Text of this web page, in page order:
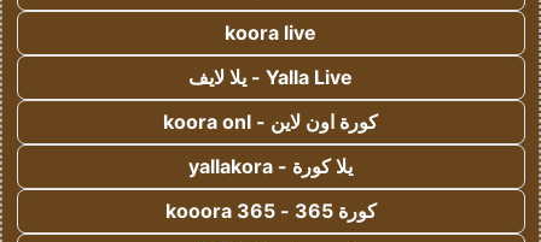
koora live
Yalla Live - يلا لايف
كورة اون لاين - koora onl
يلا كورة - yallakora
كورة 365 - kooora 365